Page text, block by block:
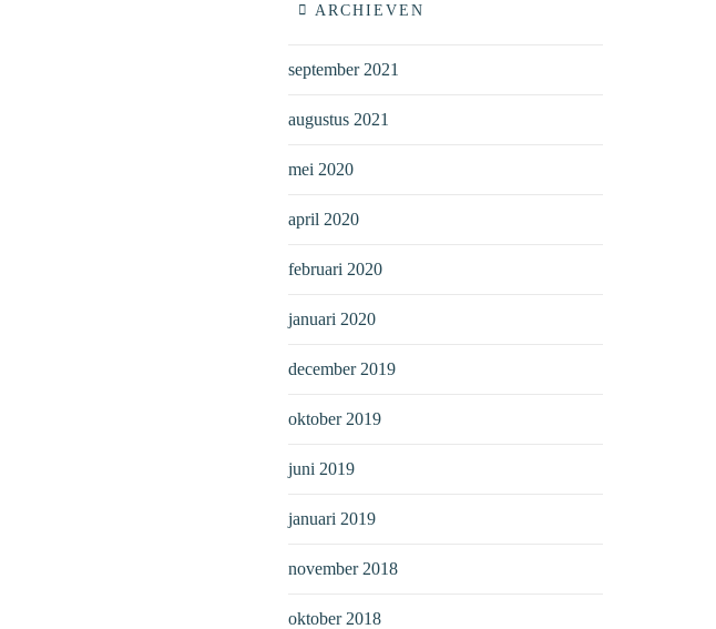
ARCHIEVEN
september 2021
augustus 2021
mei 2020
april 2020
februari 2020
januari 2020
december 2019
oktober 2019
juni 2019
januari 2019
november 2018
oktober 2018